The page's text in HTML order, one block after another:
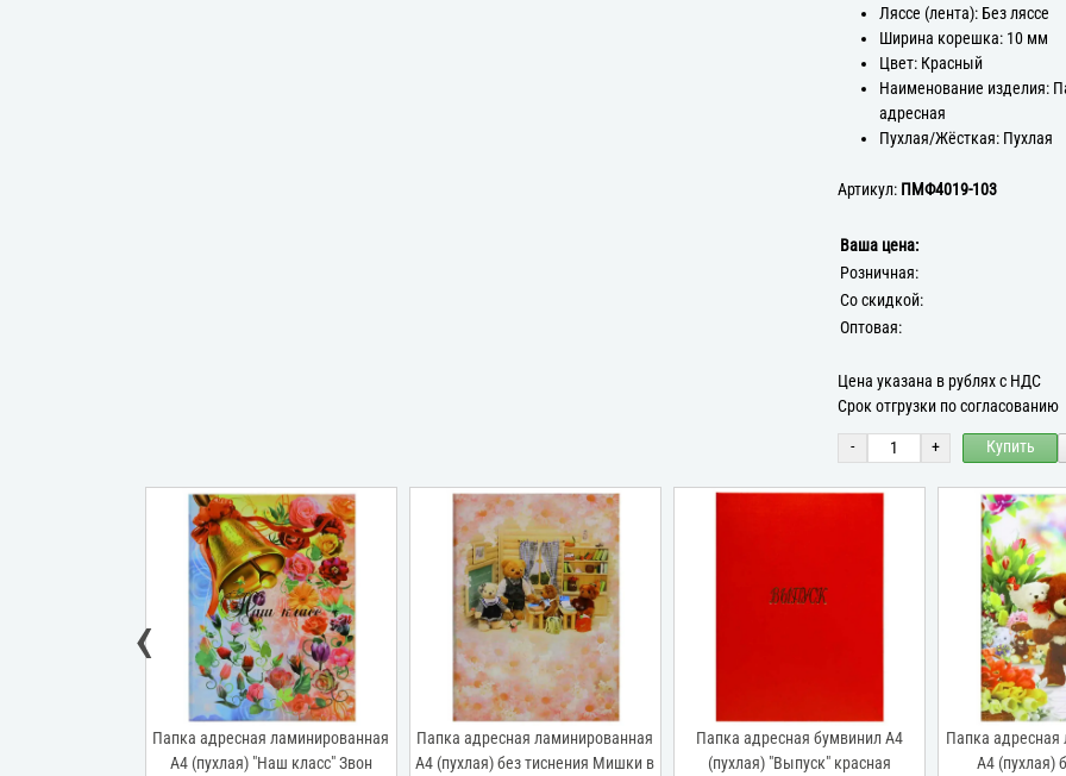
Ляссе (лента): Без ляссе
Ширина корешка: 10 мм
Цвет: Красный
Наименование изделия:
адресная
Пухлая/Жёсткая: Пухлая
Артикул: ПМФ4019-103
Ваша цена:
Розничная:
Со скидкой:
Оптовая:
Цена указана в рублях с НДС
Срок отгрузки по согласованию
- + Купить
Папка адресная ламинированная
А4 (пухлая) "Наш класс" Звон
Папка адресная ламинированная
А4 (пухлая) без тиснения Мишки в
Папка адресная бумвинил А4
(пухлая) "Выпуск" красная
Папка адресная
А4 (пухлая)
‹